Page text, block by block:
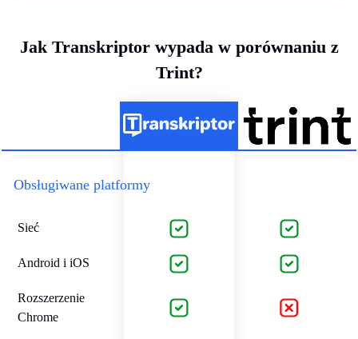
Jak Transkriptor wypada w porównaniu z
Trint?
Obsługiwane platformy
Sieć
Android i iOS
Rozszerzenie
Chrome